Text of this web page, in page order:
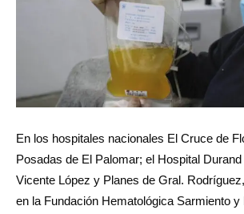
En los hospitales nacionales El Cruce de
Posadas de El Palomar; el Hospital
Vicente López y Planes de Gral.
en la Fundación Hematológica Sarmiento y